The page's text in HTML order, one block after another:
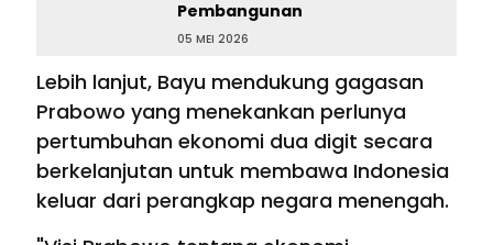
Pembangunan
05 MEI 2026
Lebih lanjut, Bayu mendukung gagasan
Prabowo yang menekankan perlunya
pertumbuhan ekonomi dua digit secara
berkelanjutan untuk membawa Indonesia
keluar dari perangkap negara menengah.